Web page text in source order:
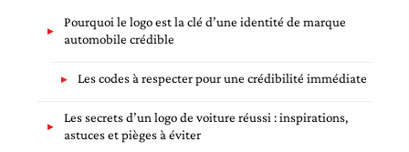
Pourquoi le logo est la clé d’une identité de marque
automobile crédible
Les codes à respecter pour une crédibilité immédiate
Les secrets d’un logo de voiture réussi : inspirations,
astuces et pièges à éviter